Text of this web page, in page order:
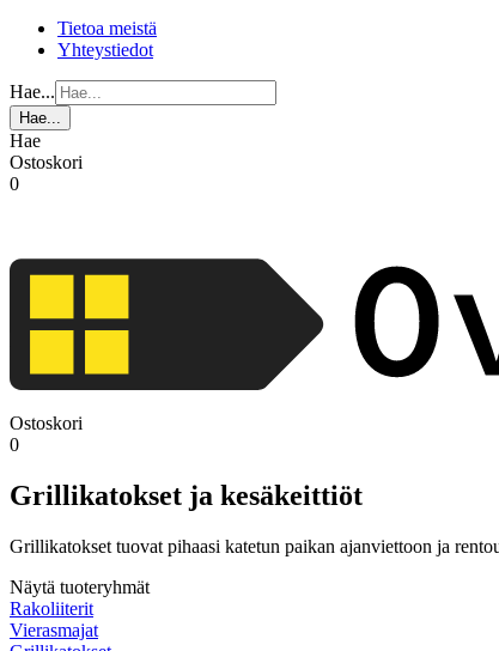
Tietoa meistä
Yhteystiedot
Hae...
Hae...
Hae
Ostoskori
0
Ostoskori
0
Grillikatokset ja kesäkeittiöt
Grillikatokset tuovat pihaasi katetun paikan ajanviettoon ja
Näytä tuoteryhmät
Rakoliiterit
Vierasmajat